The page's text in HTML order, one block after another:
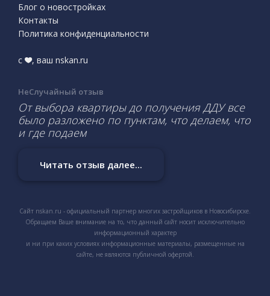
Блог о новостройках
Контакты
Политика конфиденциальности
с , ваш nskan.ru
НеСлучайный отзыв
От выбора квартиры до получения ДДУ все
было разложено по пунктам, что делаем, что
и где подаем
Читать отзыв далее...
Сайт nskan.ru - официальный партнер многих застройщиков в Новосибирске.
Обращаем Ваше внимание на то, что данный сайт носит исключительно
информационный характер
и ни при каких условиях информационные материалы, размещенные на
сайте, не являются публичной офертой.